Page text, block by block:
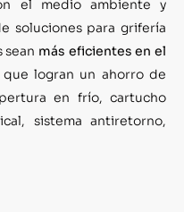
el medio ambiente y
soluciones para grifería
sean más eficientes en el
que logran un ahorro de
en frío, cartucho
sistema antiretorno,